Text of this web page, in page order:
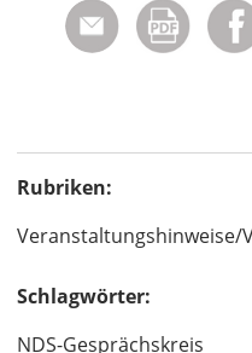
Rubriken:
Veranstaltungshinweise/
Schlagwörter:
NDS-Gesprächskreis